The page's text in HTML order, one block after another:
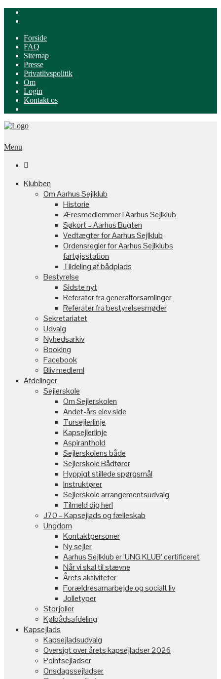
Forside
FAQ
Sitemap
Presse
Privatlivspolitik
Om
Login
Kontakt os
Menu

Klubben
Om Aarhus Sejlklub
Historie
Æresmedlemmer i Aarhus Sejlklub
Søkort – Aarhus Bugten
Vedtægter for Aarhus Sejlklub
Ordensregler for Aarhus Sejlklubs
fartøjsstation
Tildeling af bådplads
Bestyrelse
Sidste nyt
Referater fra generalforsamlinger
Referater fra bestyrelsesmøder
Sekretariatet
Udvalg
Nyhedsarkiv
Booking
Facebook
Bliv medlem!
Afdelinger
Sejlerskole
Om Sejlerskolen
Andet-års elev side
Tursejlerlinje
Kapsejlerlinje
Aspiranthold
Sejlerskolens både
Sejlerskole Bådfører
Hyppigt stillede spørgsmål
Instruktører
Sejlerskole arrangementsudvalg
Tilmeld dig her!
J70 – Kapsejlads og fælleskab
Ungdom
Kontaktpersoner
Ny sejler
Aarhus Sejlklub er ‘UNG KLUB’ certificeret
Når vi skal til stævne
Årets aktiviteter
Forældresamarbejde og socialt liv
Jolletyper
Storjoller
Kølbådsafdeling
Kapsejlads
Kapsejladsudvalg
Oversigt over årets kapsejladser 2026
Pointsejladser
Onsdagssejladser